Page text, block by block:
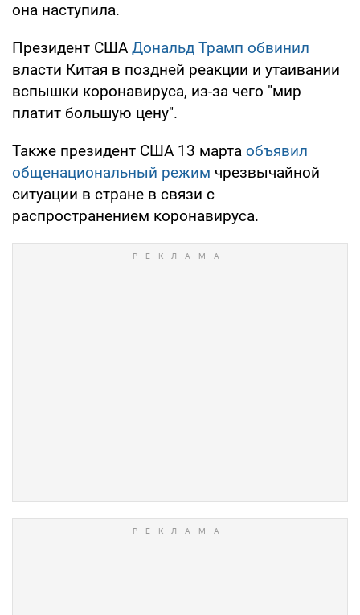
она наступила.
Президент США Дональд Трамп обвинил
власти Китая в поздней реакции и утаивании
вспышки коронавируса, из-за чего "мир
платит большую цену".
Также президент США 13 марта объявил
общенациональный режим чрезвычайной
ситуации в стране в связи с
распространением коронавируса.